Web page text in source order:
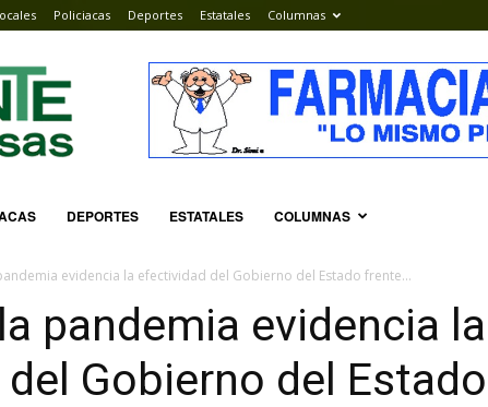
Policiacas Deportes Estatales Columnas
DEPORTES ESTATALES COLUMNAS
evidencia la efectividad del Gobierno del Estado frente...
pandemia evidencia la
Gobierno del Estado